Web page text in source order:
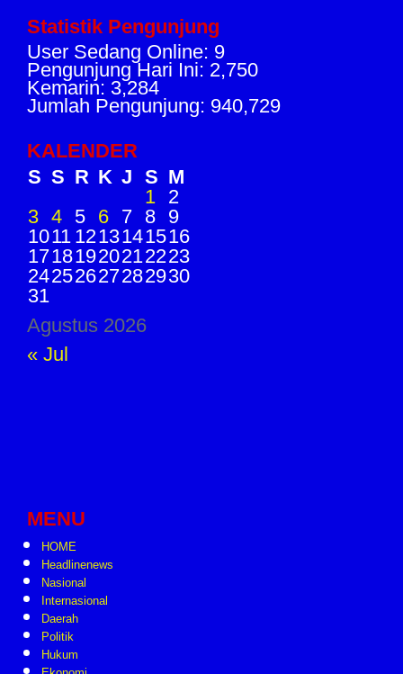
Statistik Pengunjung
User Sedang Online: 9
Pengunjung Hari Ini: 2,750
Kemarin: 3,284
Jumlah Pengunjung: 940,729
KALENDER
Agustus 2026
S S R K J S M
1 2
3 4 5 6 7 8 9
1011 1213141516
17181920212223
24252627282930
31
« Jul
MENU
HOME
Headlinenews
Nasional
Internasional
Daerah
Politik
Hukum